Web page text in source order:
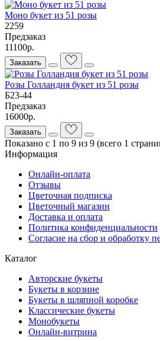
Моно букет из 51 розы
2259
Предзаказ
11100р.
Заказать
Розы Голландия букет из 51 розы
Б23-44
Предзаказ
16000р.
Заказать
Показано с 1 по 9 из 9 (всего 1
Информация
Онлайн-оплата
Отзывы
Цветочная подписка
Цветочный магазин
Доставка и оплата
Политика конфиденциальности
Согласие на сбор и обработку
Каталог
Авторские букеты
Букеты в корзине
Букеты в шляпной коробке
Классические букеты
Монобукеты
Онлайн-витрина